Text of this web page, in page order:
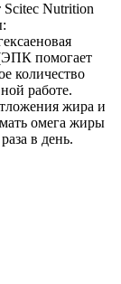
Scitec Nutrition
помогает
количество
работе.
жира и
омега жиры
в день.